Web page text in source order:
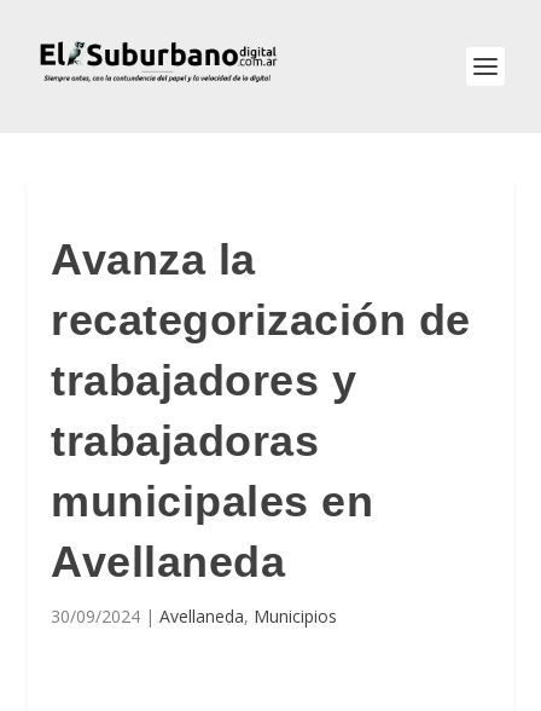
Avanza la
recategorización de
trabajadores y
trabajadoras
municipales en
Avellaneda
30/09/2024 |Avellaneda, Municipios